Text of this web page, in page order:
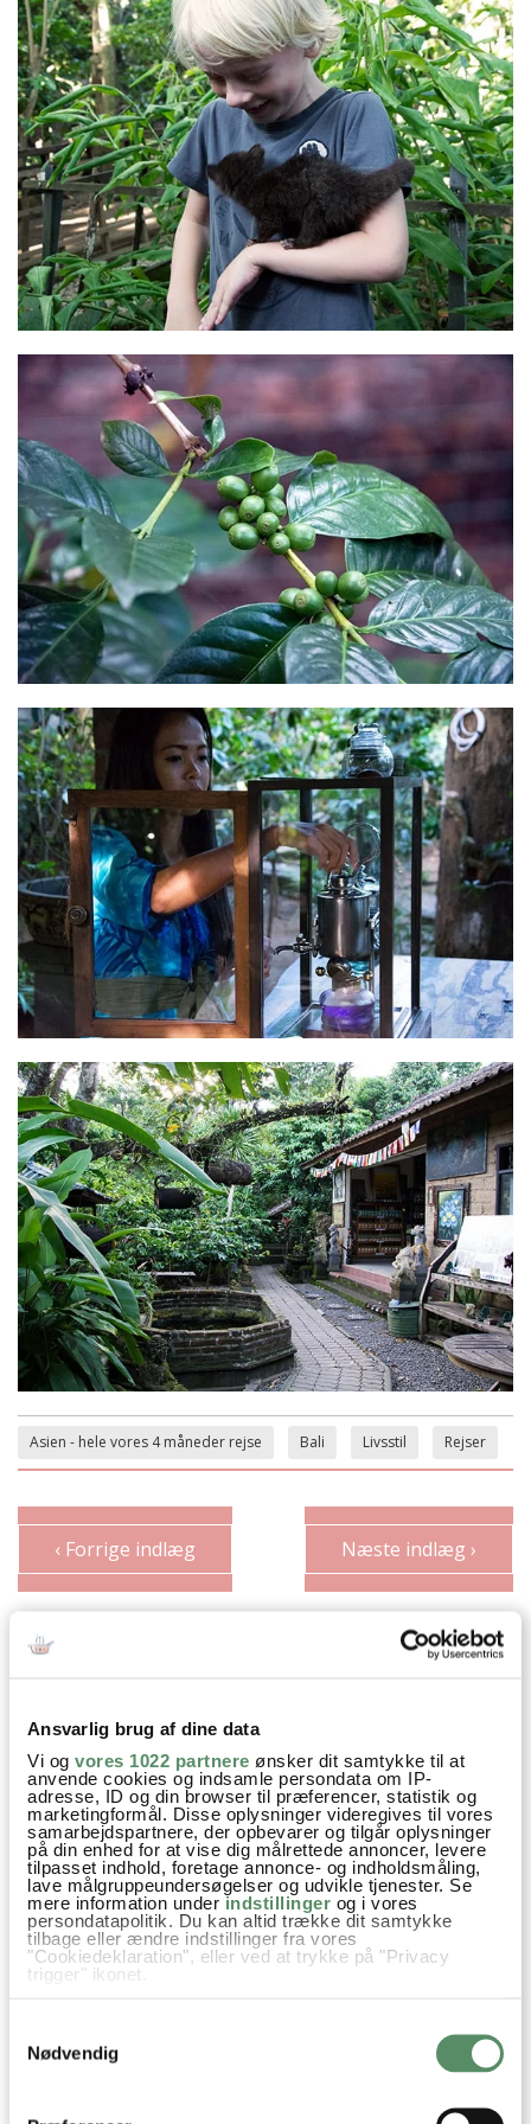
Ansvarlig brug af dine data
Vi og vores 1022 partnere ønsker dit samtykke til at
anvende cookies og indsamle persondata om IP-
adresse, ID og din browser til præferencer, statistik og
marketingformål. Disse oplysninger videregives til vores
samarbejdspartnere, der opbevarer og tilgår oplysninger
på din enhed for at vise dig målrettede annoncer, levere
tilpasset indhold, foretage annonce- og indholdsmåling,
lave målgruppeundersøgelser og udvikle tjenester. Se
mere information under indstillinger og i vores
persondatapolitik. Du kan altid trække dit samtykke
tilbage eller ændre indstillinger fra vores
"Cookiedeklaration", eller ved at trykke på "Privacy
trigger" ikonet.
Indsamle præcise oplysninger om din placering,
der kan være nøjagtig inden for få meter
Identificere din enhed baseret på en scanning af
Nødvendig
Asien - hele vores 4 måneder rejse Bali Livsstil Rejser
‹ Forrige indlæg Næste indlæg ›
hilsen, så kan du skrive til mig i kommentarfeltet herunder.
Du kan måske finde svaret på dit spørgsmål i kommentarfeltet,
hvis det allerede er stillet og besvaret - eller du kan kigge på
denne side, hvor jeg giver svar på mange 'ofte stillede
spørgsmål' til min opskrifter.
8 KOMMENTARER
Hej AC
Bali og muligvis lidt Malaysia også. Og jeg søger dejlig